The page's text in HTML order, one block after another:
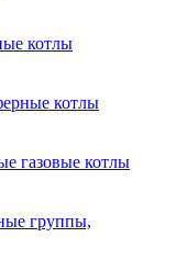
котлы
котлы
газовые котлы
группы,